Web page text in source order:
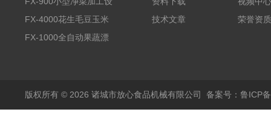
备野菜清洗机
FX-4000花生毛豆玉米
蒸煮漂烫机
FX-1000全自动果蔬漂
技术文章
荣誉资质
版权所有 © 2026 诸城市放心食品机械有限公司 备案号：鲁ICP